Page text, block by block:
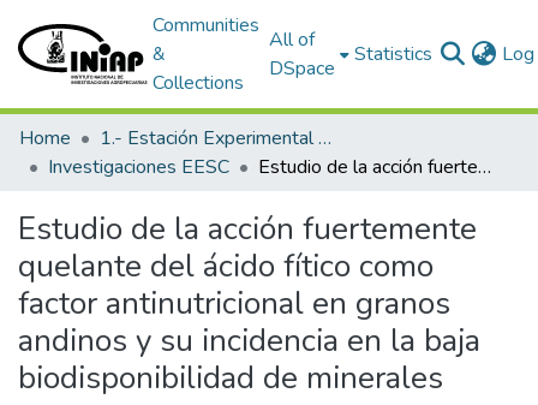
Communities
&
Collections
All of
DSpace
Statistics
Home
1.- Estación Experimental Santa Catalina
Investigaciones EESC
Estudio de la acción fuertemente quelante del ácido fítico como factor antinutricional en granos andinos y su incidencia en la baja biodisponibilidad de minerales
Estudio de la acción fuertemente
quelante del ácido fítico como
factor antinutricional en granos
andinos y su incidencia en la baja
biodisponibilidad de minerales